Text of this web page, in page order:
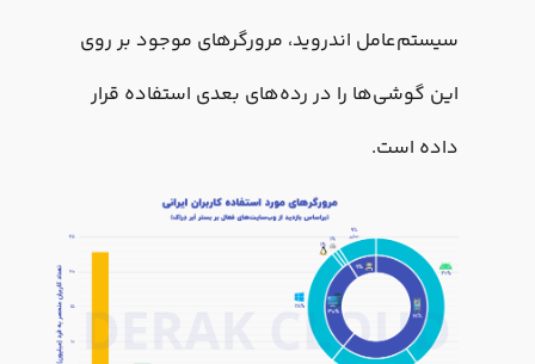
سیستم‌عامل اندروید، مرورگرهای موجود بر روی
این گوشی‌ها را در رده‌های بعدی استفاده قرار
داده است.